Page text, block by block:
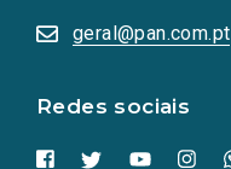
geral@pan.com.pt
Redes sociais
numa
nova